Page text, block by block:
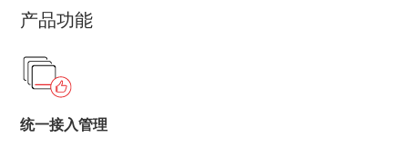
产品功能
统一接入管理